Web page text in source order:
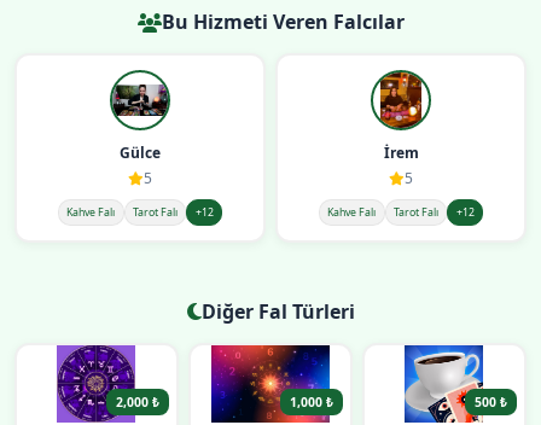
Bu Hizmeti Veren Falcılar
Gülce
5
Kahve Falı Tarot Falı +12
İrem
5
Kahve Falı Tarot Falı +12
Diğer Fal Türleri
2,000 ₺ 1,000 ₺ 500 ₺